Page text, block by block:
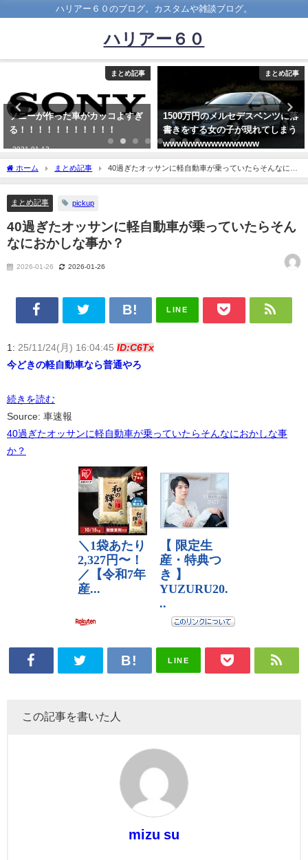
ハリアー６０のブログ。カスタムや雑談ブログ。
ハリアー６０
まとめ記事
1500万円のメルセデスベンツに落
書きをする女の子が現れてしまう
wwwwwwwwwwwwww
まとめ記
トヨタのプリウスとかいう車中古
で買おうと思ってる、評価はど
う？
ホーム まとめ記事
40過ぎたオッサンに軽自動車が乗っていたらそんなにお
かしな事か？
まとめ記事 pickup
40過ぎたオッサンに軽自動車が乗っていたらそん
なにおかしな事か？
2026-01-26 2026-01-26
LINE
1: 25/11/24(月) 16:04:45 ID:C6Tx
今どきの軽自動車なら普通やろ
続きを読む
Source: 車速報
40過ぎたオッサンに軽自動車が乗っていたらそんなにおかしな事
か？
LINE
この記事を書いた人
mizu su